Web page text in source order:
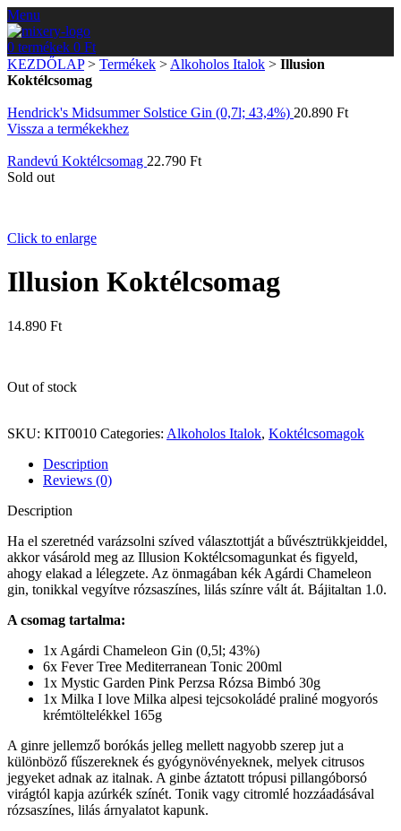
Menu
0 termékek 0 Ft
KEZDŐLAP> Termékek > Alkoholos Italok > Illusion
Koktélcsomag
Hendrick's Midsummer Solstice Gin (0,7l; 43,4%) 20.890 Ft
Vissza a termékekhez
Randevú Koktélcsomag 22.790 Ft
Sold out
Click to enlarge
Illusion Koktélcsomag
14.890 Ft
Out of stock
SKU: KIT0010 Categories: Alkoholos Italok, Koktélcsomagok
Description
Reviews (0)
Description
Ha el szeretnéd varázsolni szíved választottját a bűvésztrükkjeiddel,
akkor vásárold meg az Illusion Koktélcsomagunkat és figyeld,
ahogy elakad a lélegzete. Az önmagában kék Agárdi Chameleon
gin, tonikkal vegyítve rózsaszínes, lilás színre vált át. Bájitaltan 1.0.
A csomag tartalma:
1x Agárdi Chameleon Gin (0,5l; 43%)
6x Fever Tree Mediterranean Tonic 200ml
1x Mystic Garden Pink Perzsa Rózsa Bimbó 30g
1x Milka I love Milka alpesi tejcsokoládé praliné mogyorós
krémtöltelékkel 165g
A ginre jellemző borókás jelleg mellett nagyobb szerep jut a
különböző fűszereknek és gyógynövényeknek, melyek citrusos
jegyeket adnak az italnak. A ginbe áztatott trópusi pillangóborsó
virágtól kapja azúrkék színét. Tonik vagy citromlé hozzáadásával
rózsaszínes, lilás árnyalatot kapunk.